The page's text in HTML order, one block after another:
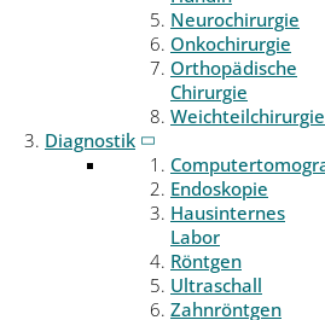
Neurochirurgie
Onkochirurgie
Orthopädische
Chirurgie
Weichteilchirurgie
Diagnostik
Endoskopie
Hausinternes
Labor
Röntgen
Ultraschall
Zahnröntgen